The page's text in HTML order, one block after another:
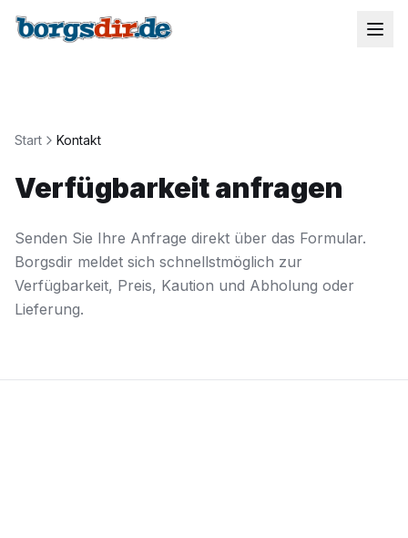
Start Kontakt
Verfügbarkeit anfragen
Senden Sie Ihre Anfrage direkt über das Formular.
Borgsdir meldet sich schnellstmöglich zur
Verfügbarkeit, Preis, Kaution und Abholung oder
Lieferung.